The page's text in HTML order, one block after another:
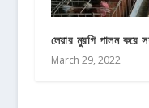
লেয়ার মুরগি পালন করে
March 29, 2022